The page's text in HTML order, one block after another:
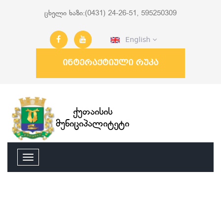
ცხელი ხაზი:(0431) 24-26-51, 595250309
English
ინტერაქტიული რუკა
ქუთაისის
მუნიციპალიტეტი